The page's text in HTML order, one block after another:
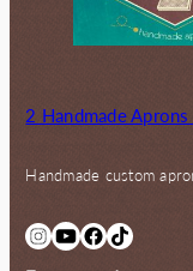
2 Handmade
Handmade custom
InstagramYouTube Facebook TikTok